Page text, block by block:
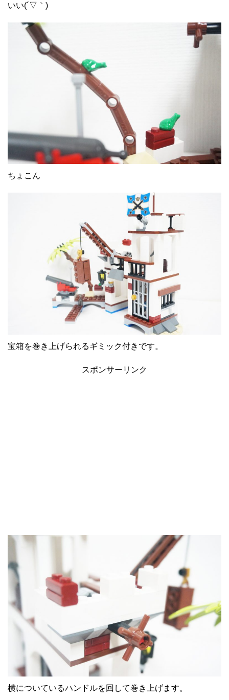
いい(´▽｀)
ちょこん
宝箱を巻き上げられるギミック付きです。
スポンサーリンク
横についているハンドルを回して巻き上げます。